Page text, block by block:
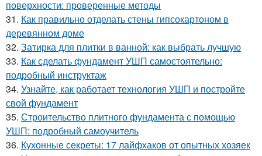
поверхности: проверенные методы
31. Как правильно отделать стены гипсокартоном в
деревянном доме
32. Затирка для плитки в ванной: как выбрать лучшую
33. Как сделать фундамент УШП самостоятельно:
подробный инструктаж
34. Узнайте, как работает технология УШП и постройте
свой фундамент
35. Строительство плитного фундамента с помощью
УШП: подробный самоучитель
36. Кухонные секреты: 17 лайфхаков от опытных хозяек